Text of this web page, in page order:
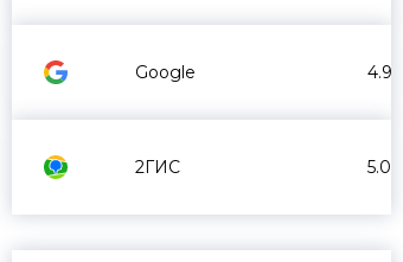
Google 4.9
2ГИС 5.0